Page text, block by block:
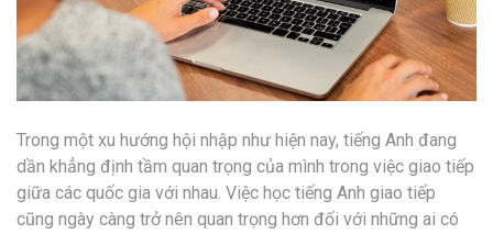
Trong một xu hướng hội nhập như hiện nay, tiếng Anh đang
dần khẳng định tầm quan trọng của mình trong việc giao tiếp
giữa các quốc gia với nhau. Việc học tiếng Anh giao tiếp
cũng ngày càng trở nên quan trọng hơn đối với những ai có